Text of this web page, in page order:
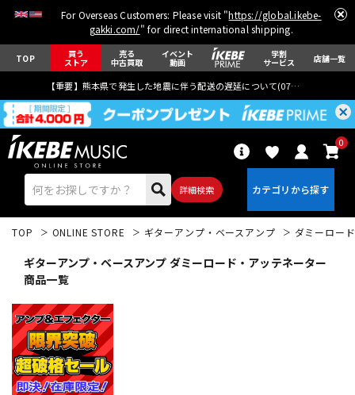
For Overseas Customers: Please visit "https://global.ikebe-
gakki.com/" for direct international shipping.
TOP 買う
ストア
売る
中古買取
イベント
動画
学割
サービス 店舗一覧
【重要】熊本県で発生した地震に伴う配送の遅延について(07月29日
詳細検索
0
エレキギター
ベース
TOP ONLINE STORE ギターアンプ・ベースアンプ ダミーロー
ギターアンプ・ベースアンプ ダミーロード・アッテネーター
商品一覧